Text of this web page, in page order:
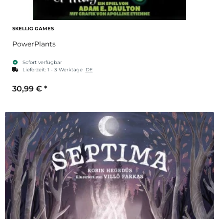
SKELLIG GAMES
PowerPlants
Sofort verfügbar
Lieferzeit: 1 - 3 Werktage DE
30,99 € *